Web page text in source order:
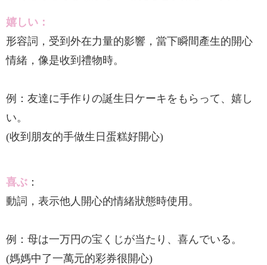
嬉しい：
形容詞，受到外在力量的影響，當下瞬間產生的開心
情緒，像是收到禮物時。
例：友達に手作りの誕生日ケーキをもらって、嬉し
い。
(收到朋友的手做生日蛋糕好開心)
喜ぶ ：
動詞，表示他人開心的情緒狀態時使用。
例：母は一万円の宝くじが当たり、喜んでいる。
(媽媽中了一萬元的彩券很開心)